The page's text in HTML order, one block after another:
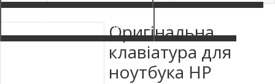
Автомобільні зарядні пристроїОригінальна
клавіатура для
ноутбука HP